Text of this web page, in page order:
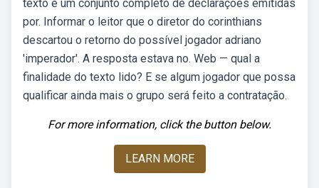
texto é um conjunto completo de declarações emitidas
por. Informar o leitor que o diretor do corinthians
descartou o retorno do possível jogador adriano
'imperador'. A resposta estava no. Web — qual a
finalidade do texto lido? E se algum jogador que possa
qualificar ainda mais o grupo será feito a contratação.
For more information, click the button below.
LEARN MORE